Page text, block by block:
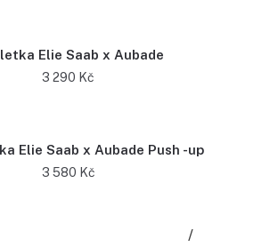
Elie Saab x Aubade
3 290 Kč
Elie Saab x Aubade Push -up
3 580 Kč